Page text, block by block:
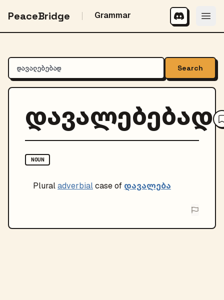
PeaceBridge Grammar
Search
დავალებებად
NOUN
Pluraladverbialcase of დავალება